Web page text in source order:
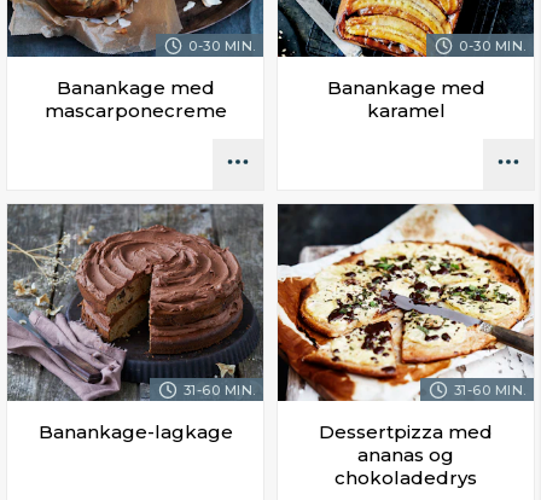
0-30 MIN.
Banankage med
mascarponecreme
0-30 MIN.
Banankage med
karamel
31-60 MIN.
Banankage-lagkage
31-60 MIN.
Dessertpizza med
ananas og
chokoladedrys